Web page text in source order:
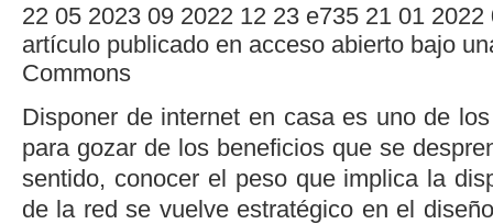
22 05 2023 09 2022 12 23 e735 21 01 2022
artículo publicado en acceso abierto bajo
Commons
Disponer de internet en casa es uno de
para gozar de los beneficios que se
sentido, conocer el peso que implica la
de la red se vuelve estratégico en el